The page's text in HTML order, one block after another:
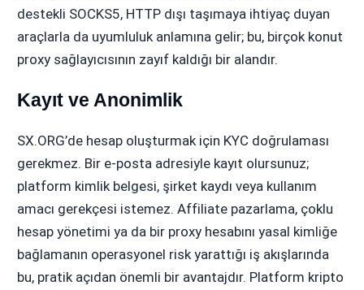
destekli SOCKS5, HTTP dışı taşımaya ihtiyaç duyan
araçlarla da uyumluluk anlamına gelir; bu, birçok konut
proxy sağlayıcısının zayıf kaldığı bir alandır.
Kayıt ve Anonimlik
SX.ORG’de hesap oluşturmak için KYC doğrulaması
gerekmez. Bir e-posta adresiyle kayıt olursunuz;
platform kimlik belgesi, şirket kaydı veya kullanım
amacı gerekçesi istemez. Affiliate pazarlama, çoklu
hesap yönetimi ya da bir proxy hesabını yasal kimliğe
bağlamanın operasyonel risk yarattığı iş akışlarında
bu, pratik açıdan önemli bir avantajdır. Platform kripto